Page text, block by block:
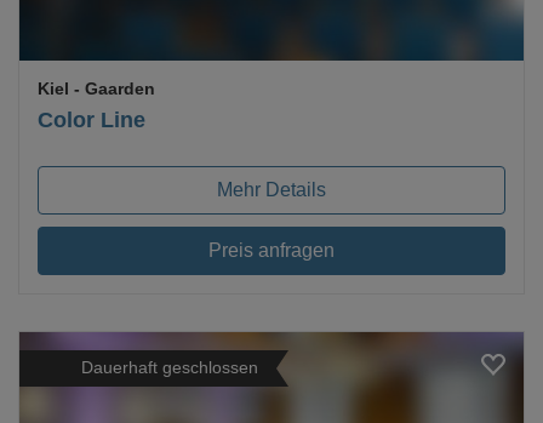
Color Line
Kiel - Gaarden
Mehr Details
Preis anfragen
Dauerhaft geschlossen